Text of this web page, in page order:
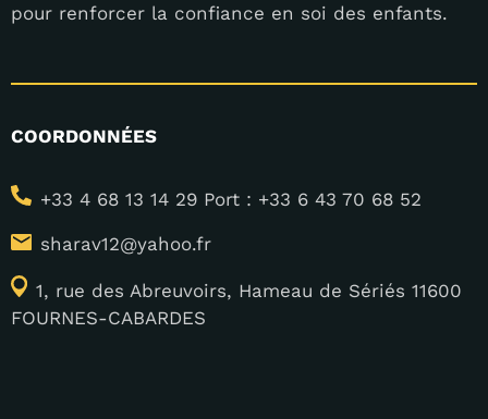
pour renforcer la confiance en soi des enfants.
COORDONNÉES
+33 4 68 13 14 29 Port : +33 6 43 70 68 52
sharav12@yahoo.fr
1, rue des Abreuvoirs, Hameau de Sériés 11600
FOURNES-CABARDES